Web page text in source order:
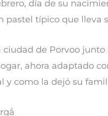
día de su
pastel típico que lleva
de Porvoo
ahora adaptado
y como la dejó su